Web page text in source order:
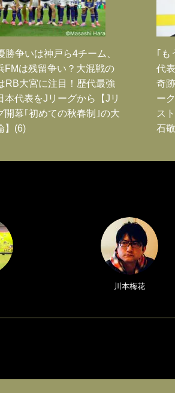
勝争いは神戸ら4チーム、
FMは残留争い？大混戦の
RB大宮に注目！歴代最強
本代表をJリーグから【Jリ
開幕｢初めての秋春制｣の大
】(6)
｢も
代
奇
ー
ス
石
川本梅花